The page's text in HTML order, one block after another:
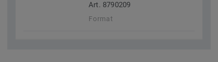
Art. 8790209
Format